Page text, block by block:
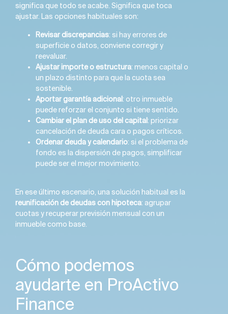
significa que todo se acabe. Significa que toca
ajustar. Las opciones habituales son:
Revisar discrepancias: si hay errores de
superficie o datos, conviene corregir y
reevaluar.
Ajustar importe o estructura: menos capital o
un plazo distinto para que la cuota sea
sostenible.
Aportar garantía adicional: otro inmueble
puede reforzar el conjunto si tiene sentido.
Cambiar el plan de uso del capital: priorizar
cancelación de deuda cara o pagos críticos.
Ordenar deuda y calendario: si el problema de
fondo es la dispersión de pagos, simplificar
puede ser el mejor movimiento.
En ese último escenario, una solución habitual es la
reunificación de deudas con hipoteca: agrupar
cuotas y recuperar previsión mensual con un
inmueble como base.
Cómo podemos
ayudarte en ProActivo
Finance